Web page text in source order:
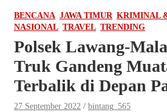
BENCANA JAWA TIMUR KRIMINAL
NASIONAL TRAVEL TRENDING
Polsek Lawang-
Truk Gandeng
Terbalik di Depan
27 September 2022 bintang_565